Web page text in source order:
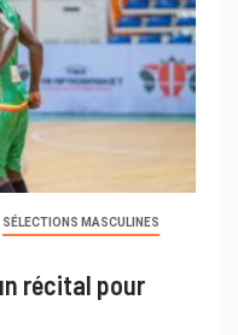
SÉLECTIONS MASCULINES
récital pour